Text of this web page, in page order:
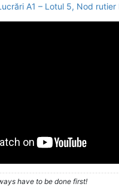
A1 – Lotul 5, Nod rutier
have to be done first!